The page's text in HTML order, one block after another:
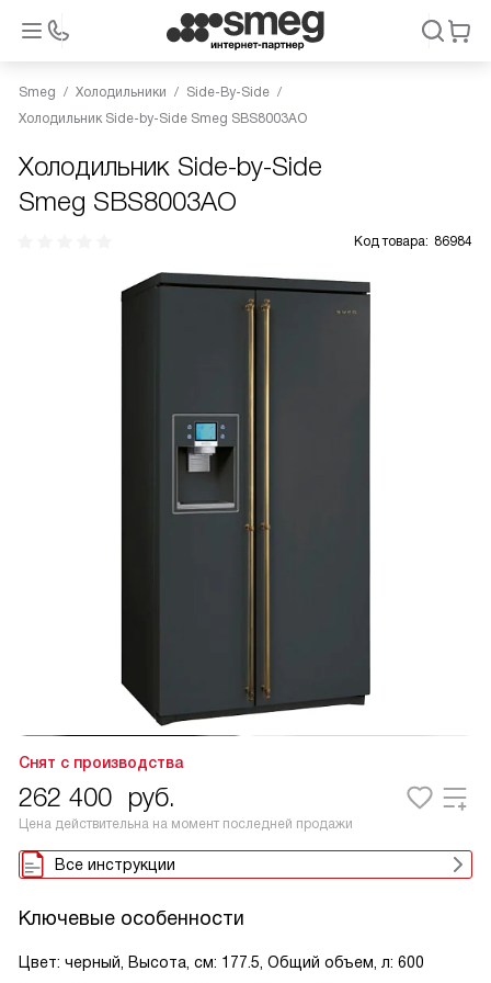
Smeg Холодильники
Side-By-Side
Холодильник Side-by-Side Smeg SBS8003AO
Холодильник Side-by-Side
Smeg SBS8003AO
Код товара: 86984
Снят с производства
262 400 руб.
Цена действительна на момент последней продажи
Все инструкции
Ключевые особенности
Цвет: черный, Высота, см: 177.5, Общий объем, л: 600